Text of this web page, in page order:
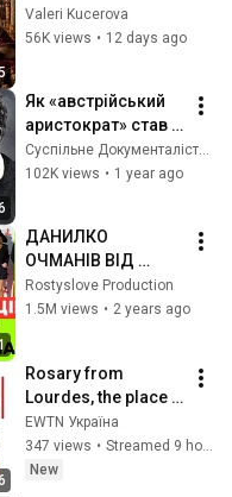
The Backstage
Drama That
Valeri Kucerova
56K views • 12 days ago
Як «австрійський
аристократ» став
духовним лідером
українців |
Суспільне Документалістика
102K views • 1 year ago
ДАНИЛКО
ОЧМАНІВ ВІД
ГАЛКІНА! МАКСИМ
НА ВСЮ ЮРМАЛУ
АЧОВА СПІВАЄ З
НИМ ДУЕТОМ
Rostyslove Production
1.5M views • 2 years ago
Rosary from
Lourdes, the place
of the apparitions of
the Mother of God
(16:00)
EWTN Україна
347 views •
Streamed 9 hours ago
New